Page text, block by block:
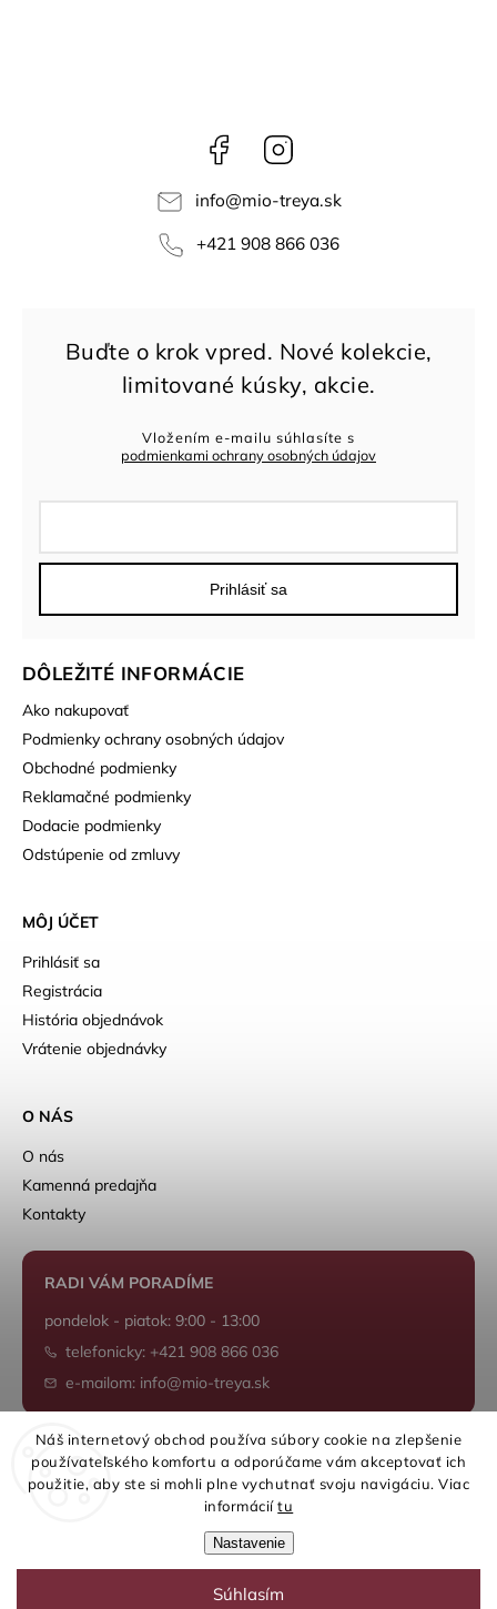
Náš internetový obchod používa súbory cookie na zlepšenie
používateľského komfortu a odporúčame vám akceptovať ich
použitie, aby ste si mohli plne vychutnať svoju navigáciu. Viac
informáciítu
Nastavenie
Súhlasím
Facebook
info@mio-treya.sk
+421 908 866 036
DÔLEŽITÉ INFORMÁCIE
Ako nakupovať
Podmienky ochrany osobných údajov
Obchodné podmienky
Reklamačné podmienky
Dodacie podmienky
Odstúpenie od zmluvy
MÔJ ÚČET
Prihlásiť sa
Registrácia
História objednávok
Vrátenie objednávky
Vložením e-mailu súhlasíte s
podmienkami ochrany osobných údajov
Prihlásiť sa
O NÁS
O nás
Kamenná predajňa
Kontakty
RADI VÁM PORADÍME
pondelok - piatok: 9:00 - 13:00
telefonicky: +421 908 866 036
e-mailom: info@mio-treya.sk
Shoptet.sk